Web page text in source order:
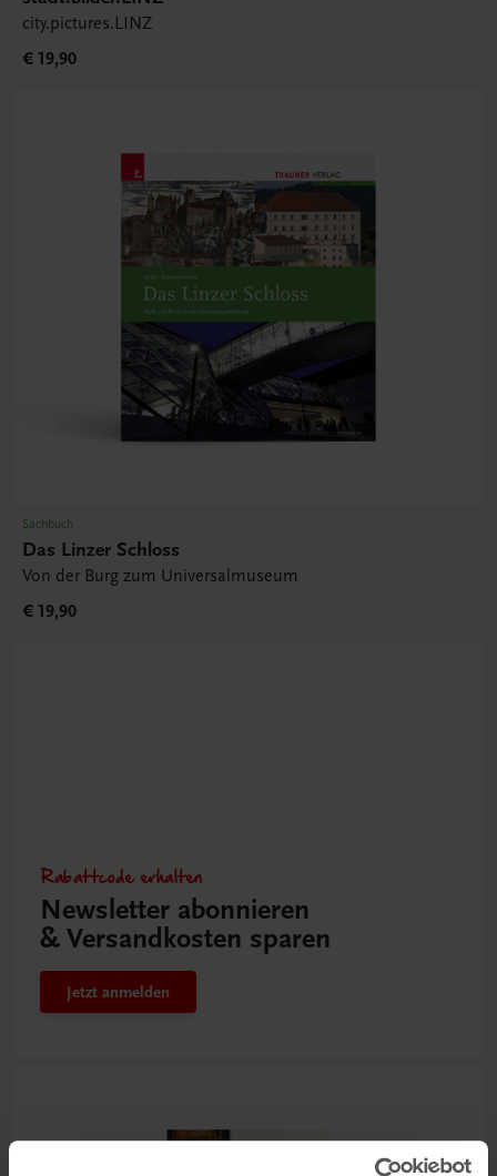
city.pictures.LINZ
€ 19,90
Sachbuch
Das Linzer Schloss
Von der Burg zum Universalmuseum
€ 19,90
Rabattcode erhalten
Newsletter abonnieren
& Versandkosten sparen
Jetzt anmelden